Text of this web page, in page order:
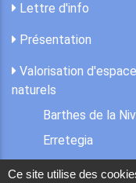
Lettre d'info
Présentation
Valorisation
naturels
Barthes de la
Erretegia
Ce site utilise des